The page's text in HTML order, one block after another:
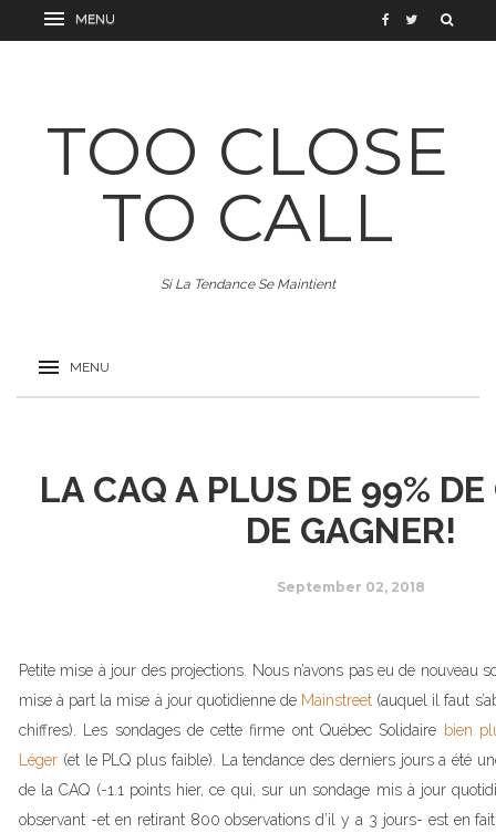
TOO CLOSE
TO CALL
Si La Tendance Se Maintient
LA CAQ A PLUS DE 99%
DE GAGNER!
September 02, 2018
Petite mise à jour des projections. Nous n’avons pas eu de nouveau
mise à part la mise à jour quotidienne de Mainstreet (auquel il faut
chiffres). Les sondages de cette firme ont Québec Solidaire bien
Léger (et le PLQ plus faible). La tendance des derniers jours a été
de la CAQ (-1.1 points hier, ce qui, sur un sondage mis à jour
observant -et en retirant 800 observations d’il y a 3 jours- est en